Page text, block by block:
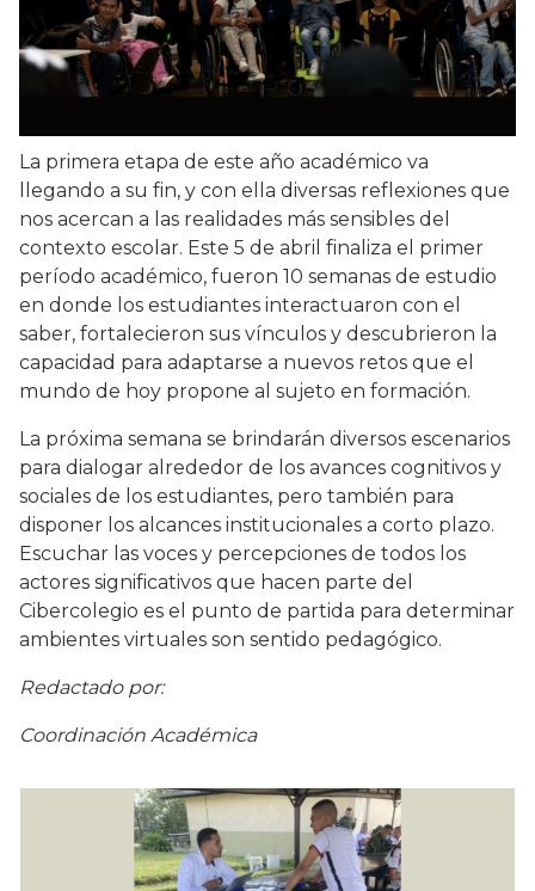
La primera etapa de este año académico va
llegando a su fin, y con ella diversas reflexiones que
nos acercan a las realidades más sensibles del
contexto escolar. Este 5 de abril finaliza el primer
período académico, fueron 10 semanas de estudio
en donde los estudiantes interactuaron con el
saber, fortalecieron sus vínculos y descubrieron la
capacidad para adaptarse a nuevos retos que el
mundo de hoy propone al sujeto en formación.
La próxima semana se brindarán diversos escenarios
para dialogar alrededor de los avances cognitivos y
sociales de los estudiantes, pero también para
disponer los alcances institucionales a corto plazo.
Escuchar las voces y percepciones de todos los
actores significativos que hacen parte del
Cibercolegio es el punto de partida para determinar
ambientes virtuales son sentido pedagógico.
Redactado por:
Coordinación Académica